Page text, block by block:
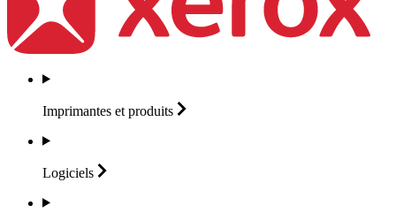
Imprimantes et produits
Logiciels